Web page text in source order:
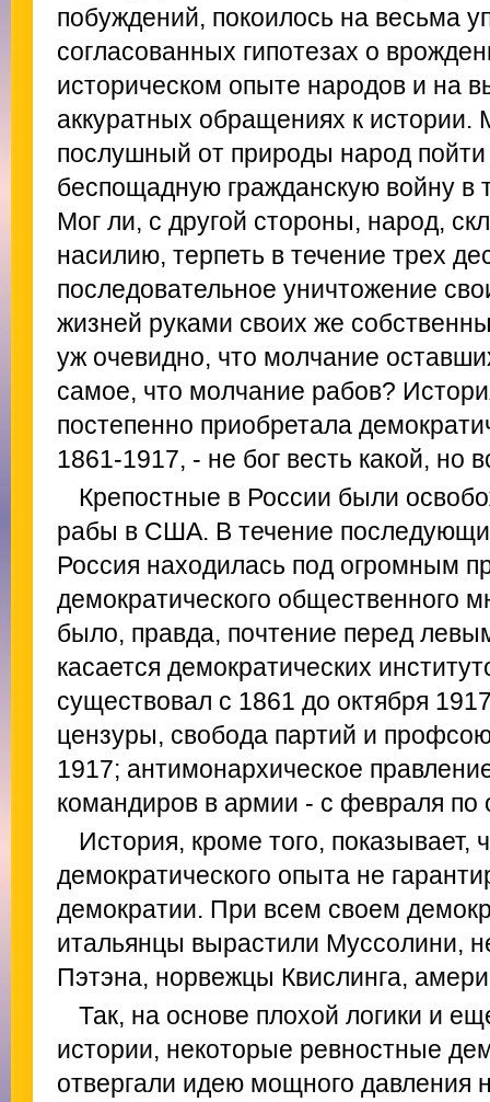
побуждений, покоилось на весьма
согласованных гипотезах о
историческом опыте народов и на
аккуратных обращениях к истории.
послушный от природы народ
беспощадную гражданскую войну в
Мог ли, с другой стороны, народ,
насилию, терпеть в течение трех
последовательное уничтожение
жизней руками своих же
уж очевидно, что молчание
самое, что молчание рабов?
постепенно приобретала
1861-1917, - не бог весть какой, но
Крепостные в России были
рабы в США. В течение
Россия находилась под огромным
демократического общественного
было, правда, почтение перед
касается демократических
существовал с 1861 до октября
цензуры, свобода партий и
1917; антимонархическое
командиров в армии - с февраля по
История, кроме того, показывает,
демократического опыта не
демократии. При всем своем
итальянцы вырастили Муссолини,
Пэтэна, норвежцы Квислинга,
Так, на основе плохой логики и
истории, некоторые ревностные
отвергали идею мощного